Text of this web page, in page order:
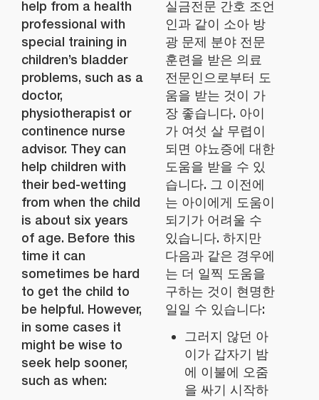
help from a health
professional with
special training in
children’s bladder
problems, such as a
doctor,
physiotherapist or
continence nurse
advisor. They can
help children with
their bed-wetting
from when the child
is about six years
of age. Before this
time it can
sometimes be hard
to get the child to
be helpful. However,
in some cases it
might be wise to
seek help sooner,
such as when:
실금전문 간호 조언
인과 같이 소아 방
광 문제 분야 전문
훈련을 받은 의료
전문인으로부터 도
움을 받는 것이 가
장 좋습니다. 아이
가 여섯 살 무렵이
되면 야뇨증에 대한
도움을 받을 수 있
습니다. 그 이전에
는 아이에게 도움이
되기가 어려울 수
있습니다. 하지만
다음과 같은 경우에
는 더 일찍 도움을
구하는 것이 현명한
일일 수 있습니다:
그러지 않던 아
이가 갑자기 밤
에 이불에 오줌
을 싸기 시작하